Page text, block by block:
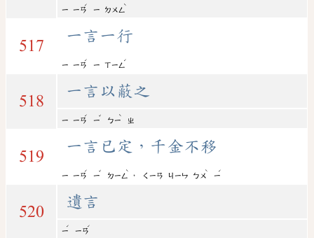
ㄧ ㄧㄢ
ˊ
ㄧ ㄉㄨㄥ
ˋ
517
一言一行
ㄧ ㄧㄢ
ˊ
ㄧ ㄒㄧㄥ
ˊ
518
一言以蔽之
ㄧ ㄧㄢ
ˊ
ㄧ
ˇ
ㄅㄧ
ˋ
ㄓ
519
一言已定，千金不移
ㄧ ㄧㄢ
ˊ
ㄧ
ˇ
ㄉㄧㄥ
ˋ
， ㄑㄧㄢ ㄐㄧㄣ ㄅㄨ
ˋ
ㄧ
ˊ
520
遺言
ㄧ
ˊ
ㄧㄢ
ˊ